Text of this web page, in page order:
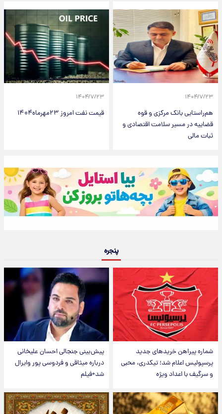
۱۴۰۴/۷/۲۳
هم‌راستایی بانک مرکزی و قوه
قضاییه در مسیر سلامت اقتصادی و
ثبات مالی
۱۴۰۴/۷/۲۳
قیمت نفت امروز ۲۳مهرماه۱۴۰۴
پنجره
شماره پیراهن خریدهای جدید
پرسپولیس اعلام شد؛ تیکدری، محبی
و سرگیف با اعداد ویژه
پیش‌بینی جنجالی احسان علیخانی
درباره میثاقی و فردوسی پور وایرال
شد+فیلم